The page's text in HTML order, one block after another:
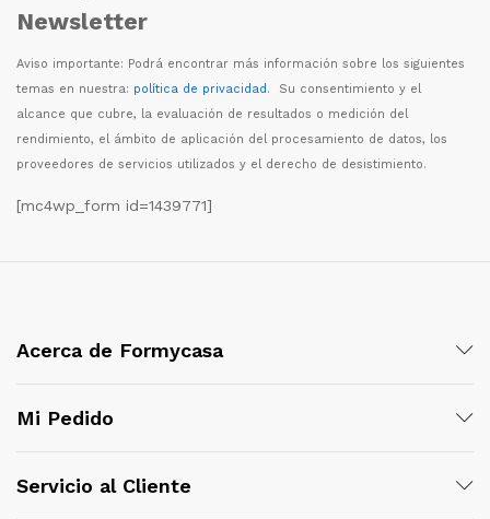
Newsletter
Aviso importante: Podrá encontrar más información sobre los siguientes
temas en nuestra: política de privacidad. Su consentimiento y el
alcance que cubre, la evaluación de resultados o medición del
rendimiento, el ámbito de aplicación del procesamiento de datos, los
proveedores de servicios utilizados y el derecho de desistimiento.
[mc4wp_form id=1439771]
Acerca de Formycasa
Mi Pedido
Servicio al Cliente